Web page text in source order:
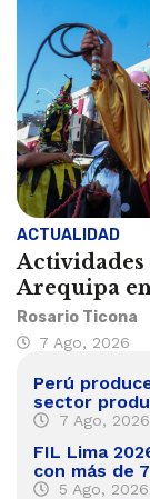
ACTUALIDAD
Arequipa
Rosario Ticona
7 Ago, 2026
Perú
sector
7 Ago, 2026
FIL Lima
con más de
5 Ago, 2026